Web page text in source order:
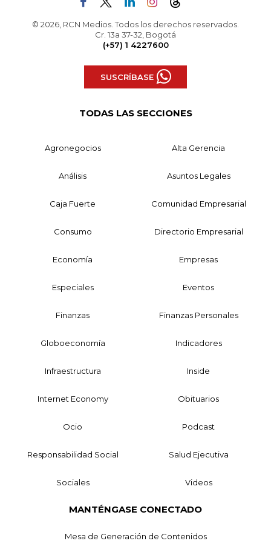
© 2026, RCN Medios. Todos los derechos reservados.
Cr. 13a 37-32, Bogotá
(+57) 1 4227600
SUSCRÍBASE
TODAS LAS SECCIONES
Agronegocios Alta Gerencia
Análisis Asuntos Legales
Caja Fuerte Comunidad Empresarial
Consumo Directorio Empresarial
Economía Empresas
Especiales Eventos
Finanzas Finanzas Personales
Globoeconomía Indicadores
Infraestructura Inside
Internet Economy Obituarios
Ocio Podcast
Responsabilidad Social Salud Ejecutiva
Sociales Videos
MANTÉNGASE CONECTADO
Mesa de Generación de Contenidos